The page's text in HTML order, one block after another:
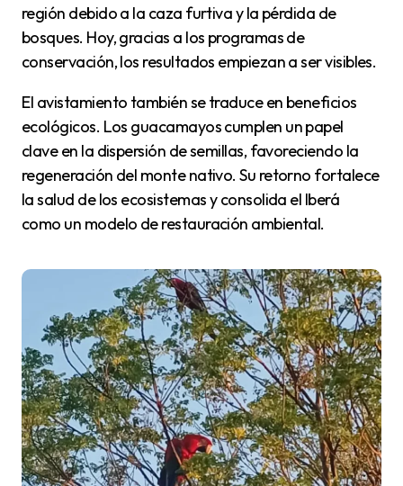
región debido a la caza furtiva y la pérdida de
bosques. Hoy, gracias a los programas de
conservación, los resultados empiezan a ser visibles.
El avistamiento también se traduce en beneficios
ecológicos. Los guacamayos cumplen un papel
clave en la dispersión de semillas, favoreciendo la
regeneración del monte nativo. Su retorno fortalece
la salud de los ecosistemas y consolida el Iberá
como un modelo de restauración ambiental.